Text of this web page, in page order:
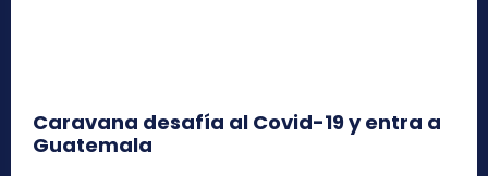
Caravana desafía al Covid-19 y entra a
Guatemala